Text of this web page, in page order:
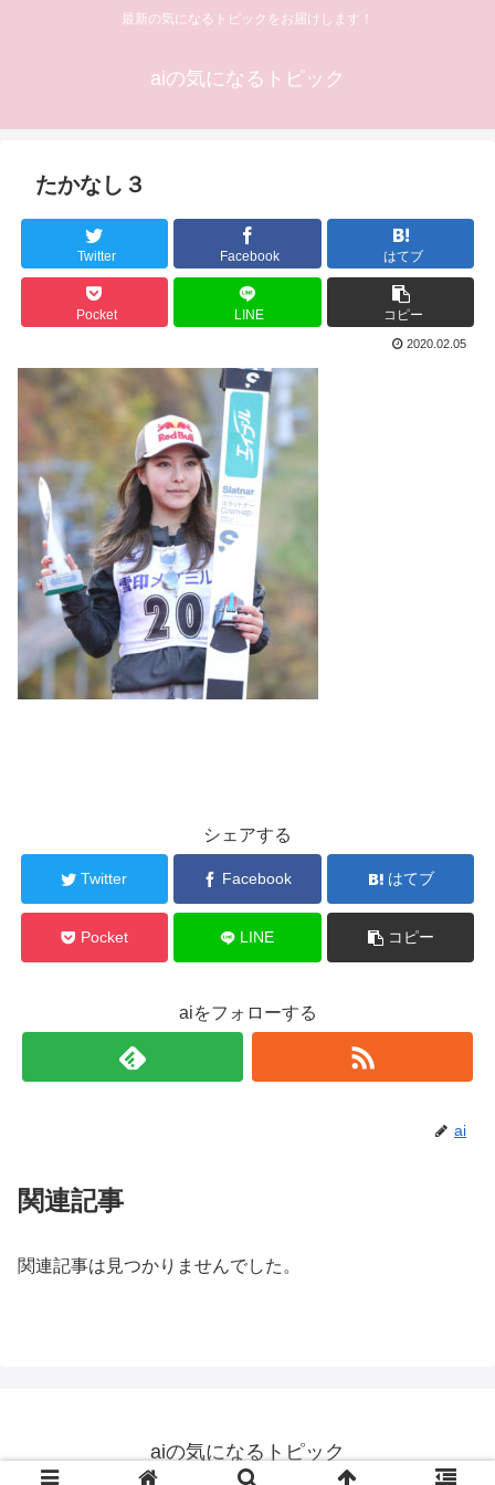
最新の気になるトピックをお届けします！
aiの気になるトピック
たかなし３
Twitter Facebook はてブ
Pocket LINE コピー
2020.02.05
シェアする
Twitter Facebook はてブ
Pocket LINE コピー
aiをフォローする
ai
関連記事
関連記事は見つかりませんでした。
aiの気になるトピック